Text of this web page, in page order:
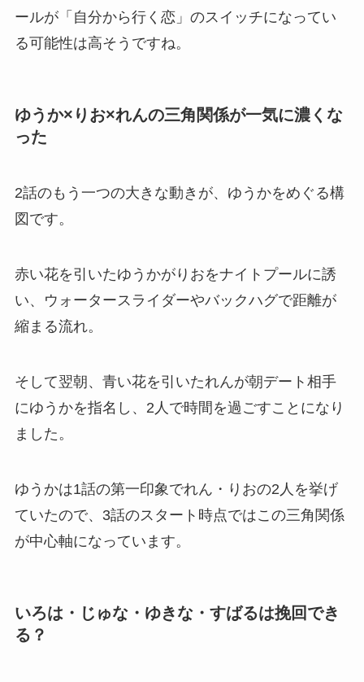
ールが「自分から行く恋」のスイッチになってい
る可能性は高そうですね。
ゆうか×りお×れんの三角関係が一気に濃くな
った
2話のもう一つの大きな動きが、ゆうかをめぐる構
図です。
赤い花を引いたゆうかがりおをナイトプールに誘
い、ウォータースライダーやバックハグで距離が
縮まる流れ。
そして翌朝、青い花を引いたれんが朝デート相手
にゆうかを指名し、2人で時間を過ごすことになり
ました。
ゆうかは1話の第一印象でれん・りおの2人を挙げ
ていたので、3話のスタート時点ではこの三角関係
が中心軸になっています。
いろは・じゅな・ゆきな・すばるは挽回でき
る？